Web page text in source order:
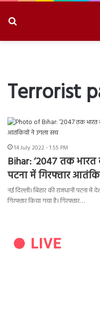
Terrorist
14 July 2022 - 1:55 PM
Bihar: ‘2047 तक भारत
पटना में गिरफ्तार
नई दिल्ली। बिहार की राजधानी पटना में
गिरफ्तार किया गया है। गिरफ्तार…